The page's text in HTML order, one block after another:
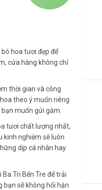
hoa tươi đẹp để
cửa hàng không chỉ
thời gian và công
theo ý muốn riêng
muốn gửi gắm.
tươi chất lượng nhất,
kinh nghiệm sẽ luôn
dịp cá nhân hay
Tri Bến Tre để trải
bạn sẽ không hối hận